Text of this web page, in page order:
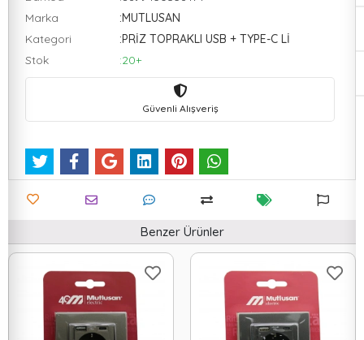
Marka
:MUTLUSAN
Kategori
:PRİZ TOPRAKLI USB + TYPE-C Lİ
Stok
:20+
Güvenli Alışveriş
Benzer Ürünler